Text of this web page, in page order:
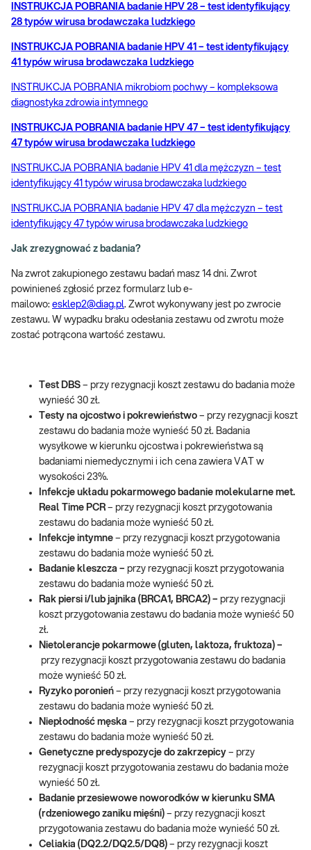
INSTRUKCJA POBRANIA badanie HPV 28 – test identyfikujący
28 typów wirusa brodawczaka ludzkiego
INSTRUKCJA POBRANIA badanie HPV 41 – test identyfikujący
41 typów wirusa brodawczaka ludzkiego
INSTRUKCJA POBRANIA mikrobiom pochwy – kompleksowa
diagnostyka zdrowia intymnego
INSTRUKCJA POBRANIA badanie HPV 47 – test identyfikujący
47 typów wirusa brodawczaka ludzkiego
INSTRUKCJA POBRANIA badanie HPV 41 dla mężczyzn – test
identyfikujący 41 typów wirusa brodawczaka ludzkiego
INSTRUKCJA POBRANIA badanie HPV 47 dla mężczyzn – test
identyfikujący 47 typów wirusa brodawczaka ludzkiego
Jak zrezygnować z badania?
Na zwrot zakupionego zestawu badań masz 14 dni. Zwrot
powinieneś zgłosić przez formularz lub e-
mailowo: esklep2@diag.pl. Zwrot wykonywany jest po zwrocie
zestawu. W wypadku braku odesłania zestawu od zwrotu może
zostać potrącona wartość zestawu.
Test DBS – przy rezygnacji koszt zestawu do badania może
wynieść 30 zł.
Testy na ojcostwo i pokrewieństwo – przy rezygnacji koszt
zestawu do badania może wynieść 50 zł. Badania
wysyłkowe w kierunku ojcostwa i pokrewieństwa są
badaniami niemedycznymi i ich cena zawiera VAT w
wysokości 23%.
Infekcje układu pokarmowego badanie molekularne met.
Real Time PCR – przy rezygnacji koszt przygotowania
zestawu do badania może wynieść 50 zł.
Infekcje intymne – przy rezygnacji koszt przygotowania
zestawu do badania może wynieść 50 zł.
Badanie kleszcza – przy rezygnacji koszt przygotowania
zestawu do badania może wynieść 50 zł.
Rak piersi i/lub jajnika (BRCA1, BRCA2) – przy rezygnacji
koszt przygotowania zestawu do badania może wynieść 50
zł.
Nietolerancje pokarmowe (gluten, laktoza, fruktoza) –
przy rezygnacji koszt przygotowania zestawu do badania
może wynieść 50 zł.
Ryzyko poronień – przy rezygnacji koszt przygotowania
zestawu do badania może wynieść 50 zł.
Niepłodność męska – przy rezygnacji koszt przygotowania
zestawu do badania może wynieść 50 zł.
Genetyczne predyspozycje do zakrzepicy – przy
rezygnacji koszt przygotowania zestawu do badania może
wynieść 50 zł.
Badanie przesiewowe noworodków w kierunku SMA
(rdzeniowego zaniku mięśni) – przy rezygnacji koszt
przygotowania zestawu do badania może wynieść 50 zł.
Celiakia (DQ2.2/DQ2.5/DQ8) – przy rezygnacji koszt